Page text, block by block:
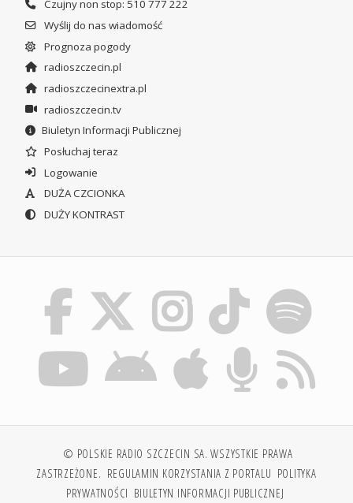
Czujny non stop: 510 777 222
Wyślij do nas wiadomość
Prognoza pogody
radioszczecin.pl
radioszczecinextra.pl
radioszczecin.tv
Biuletyn Informacji Publicznej
Posłuchaj teraz
Logowanie
DUŻA CZCIONKA
DUŻY KONTRAST
© POLSKIE RADIO SZCZECIN SA. WSZYSTKIE PRAWA
ZASTRZEŻONE. REGULAMIN KORZYSTANIA Z PORTALU POLITYKA
PRYWATNOŚCI BIULETYN INFORMACJI PUBLICZNEJ